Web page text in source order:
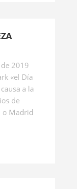
2019
«el Día
a la
de
o Madrid